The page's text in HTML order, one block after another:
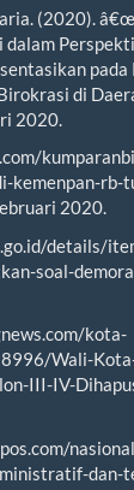
(2020).
pada
di
2020.
kemenpan-rb-
2020.
details/
soal-
kota-
Wali-
III-IV-
dan-